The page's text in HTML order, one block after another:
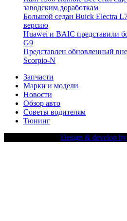
заводским доработкам
Большой седан Buick Electra
версию
Huawei и BAIC представили
G9
Представлен обновленный
Scorpio-N
Запчасти
Марки и модели
Новости
Обзор авто
Советы водителям
Тюнинг
Design & develop